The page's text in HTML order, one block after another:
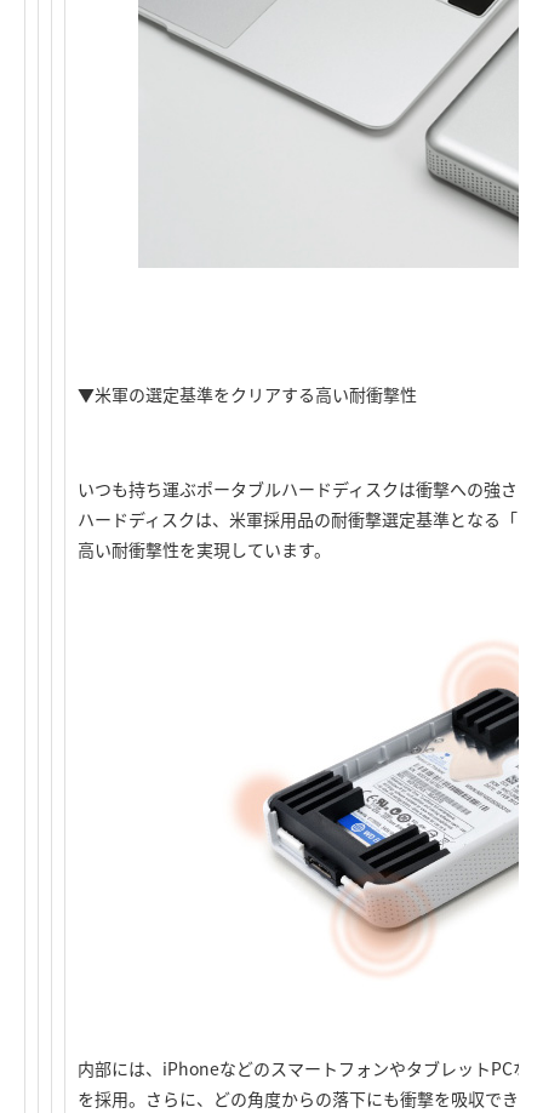
▼米軍の選定基準をクリアする高い耐衝撃性
いつも持ち運ぶポータブルハードディスクは衝撃への強さ
ハードディスクは、米軍採用品の耐衝撃選定基準となる「
高い耐衝撃性を実現しています。
内部には、iPhoneなどのスマートフォンやタブレットPCな
を採用。さらに、どの角度からの落下にも衝撃を吸収でき